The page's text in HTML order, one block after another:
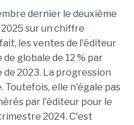
dernier le deuxième
sur un chiffre
les ventes de l'éditeur
globale de 12 % par
2023. La progression
Toutefois, elle n'égale pas
par l'éditeur pour le
2024. C'est